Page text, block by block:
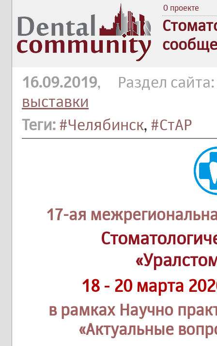
О проекте
16.09.2019, Раздел
выставки
Теги: #Челябинск, #СтАР
17-ая
18 - 20 марта
в рамках Научно
«Актуальные